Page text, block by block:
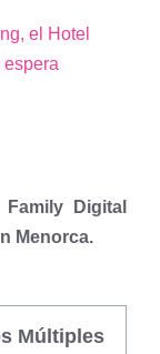
el Hotel
espera
Digital
Menorca.
Múltiples